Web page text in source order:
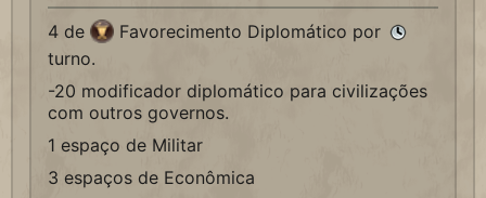
4 de
Favorecimento Diplomático por
turno.
-20 modificador diplomático para civilizações
com outros governos.
1 espaço de Militar
3 espaços de Econômica